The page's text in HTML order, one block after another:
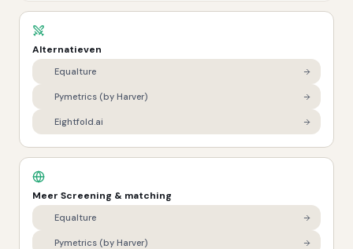
Alternatieven
Equalture
Pymetrics (by Harver)
Eightfold.ai
Meer Screening & matching
Equalture
Pymetrics (by Harver)